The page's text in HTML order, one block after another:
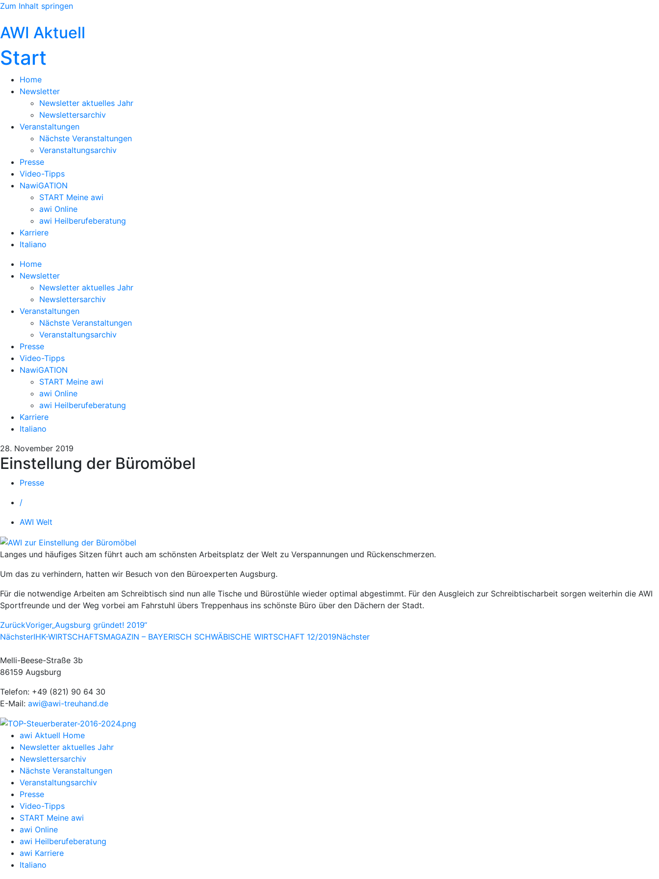
Zum Inhalt springen
AWI Aktuell
Start
Home
Newsletter
Newsletter aktuelles Jahr
Newslettersarchiv
Veranstaltungen
Nächste Veranstaltungen
Veranstaltungsarchiv
Presse
Video-Tipps
NawiGATION
START Meine awi
awi Online
awi Heilberufeberatung
Karriere
Italiano
Home
Newsletter
Newsletter aktuelles Jahr
Newslettersarchiv
Veranstaltungen
Nächste Veranstaltungen
Veranstaltungsarchiv
Presse
Video-Tipps
NawiGATION
START Meine awi
awi Online
awi Heilberufeberatung
Karriere
Italiano
28. November 2019
Einstellung der Büromöbel
Presse
/
AWI Welt
Langes und häufiges Sitzen führt auch am schönsten Arbeitsplatz der Welt zu Verspannungen und Rückenschmerzen.
Um das zu verhindern, hatten wir Besuch von den Büroexperten Augsburg.
Für die notwendige Arbeiten am Schreibtisch sind nun alle Tische und Bürostühle wieder optimal abgestimmt. Für den Ausgleich zur Schreibtischarbeit sorgen weiterhin die AWI
Sportfreunde und der Weg vorbei am Fahrstuhl übers Treppenhaus ins schönste Büro über den Dächern der Stadt.
ZurückVoriger„Augsburg gründet! 2019“
NächsterIHK-WIRTSCHAFTSMAGAZIN – BAYERISCH SCHWÄBISCHE WIRTSCHAFT 12/2019Nächster
Melli-Beese-Straße 3b
86159 Augsburg
Telefon: +49 (821) 90 64 30
E-Mail: awi@awi-treuhand.de
awi Aktuell Home
Newsletter aktuelles Jahr
Newslettersarchiv
Nächste Veranstaltungen
Veranstaltungsarchiv
Presse
Video-Tipps
START Meine awi
awi Online
awi Heilberufeberatung
awi Karriere
Italiano